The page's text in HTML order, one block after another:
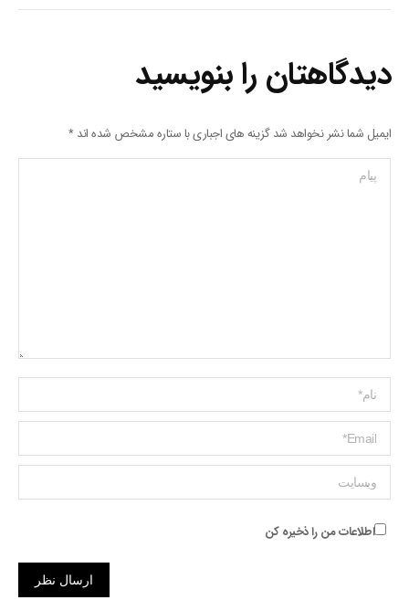
دیدگاهتان را بنویسید
ایمیل شما نشر نخواهد شد گزینه های اجباری با ستاره مشخص شده اند*
پیام
Name *
ایمیل *
وبسایت
اطلاعات من را ذخیره کن
ارسال نظر